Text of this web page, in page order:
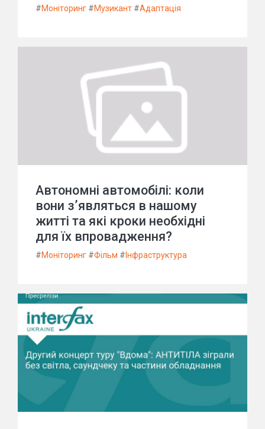
#Моніторинг #Музикант #Адаптація
Автономні автомобілі: коли
вони з’являться в нашому
житті та які кроки необхідні
для їх впровадження?
#Моніторинг #Фільм # Інфраструктура